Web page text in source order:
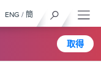
取得
ENG / 簡